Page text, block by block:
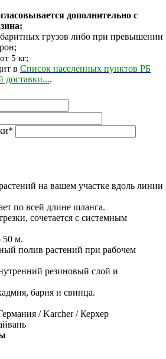
дополнительно с
грузов либо при превышении
5 кг;
в Список населенных пунктов РБ
доставки....
*
на вашем участке вдоль линии
по всей длине шланга.
сочетается с системным
50 м.
полив растений при рабочем
резиновый слой и
бария и свинца.
/ Karcher / Керхер